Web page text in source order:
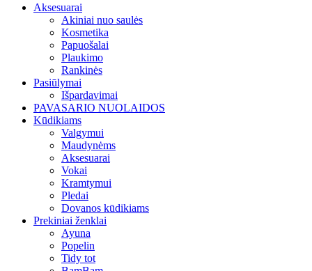
Aksesuarai
Akiniai nuo saulės
Kosmetika
Papuošalai
Plaukimo
Rankinės
Pasiūlymai
Išpardavimai
PAVASARIO NUOLAIDOS
Kūdikiams
Valgymui
Maudynėms
Aksesuarai
Vokai
Kramtymui
Pledai
Dovanos kūdikiams
Prekiniai ženklai
Ayuna
Popelin
Tidy tot